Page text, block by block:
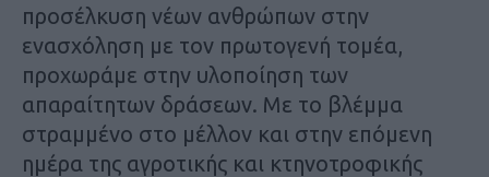
προσέλκυση νέων ανθρώπων στην
ενασχόληση με τον πρωτογενή τομέα,
προχωράμε στην υλοποίηση των
απαραίτητων δράσεων. Με το βλέμμα
στραμμένο στο μέλλον και στην επόμενη
ημέρα της αγροτικής και κτηνοτροφικής